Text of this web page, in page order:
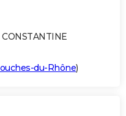
du-Rhône)